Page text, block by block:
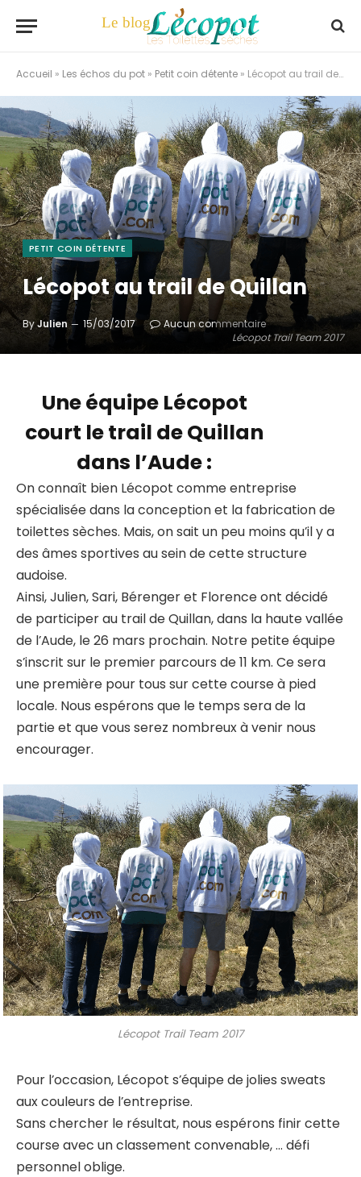
Accueil » Les échos du pot » Petit coin détente » Lécopot au trail de Quillan
Lécopot Trail Team 2017
PETIT COIN DÉTENTE
Lécopot au trail de Quillan
ByJulien 15/03/2017 Aucun commentaire
Une équipe Lécopot
court le trail de Quillan
dans l’Aude :
On connaît bien Lécopot comme entreprise
spécialisée dans la conception et la fabrication de
toilettes sèches. Mais, on sait un peu moins qu’il y a
des âmes sportives au sein de cette structure
audoise.
Ainsi, Julien, Sari, Bérenger et Florence ont décidé
de participer au trail de Quillan, dans la haute vallée
de l’Aude, le 26 mars prochain. Notre petite équipe
s’inscrit sur le premier parcours de 11 km. Ce sera
une première pour tous sur cette course à pied
locale. Nous espérons que le temps sera de la
partie et que vous serez nombreux à venir nous
encourager.
Lécopot Trail Team 2017
Pour l’occasion, Lécopot s’équipe de jolies sweats
aux couleurs de l’entreprise.
Sans chercher le résultat, nous espérons finir cette
course avec un classement convenable, … défi
personnel oblige.